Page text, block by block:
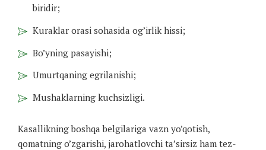
biridir;
Kuraklar orasi sohasida og’irlik hissi;
Bo’yning pasayishi;
Umurtqaning egrilanishi;
Mushaklarning kuchsizligi.
Kasallikning boshqa belgilariga vazn yo’qotish,
qomatning o’zgarishi, jarohatlovchi ta’sirsiz ham tez-